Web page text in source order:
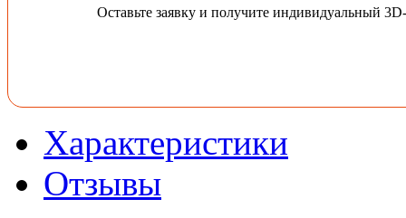
Оставьте заявку и получите индивидуальный
Характеристики
Отзывы